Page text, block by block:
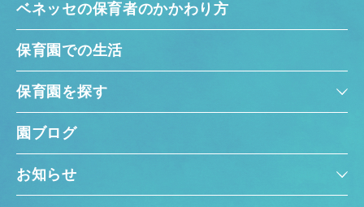
ベネッセの保育者のかかわり方
保育園での生活
保育園を探す
園ブログ
お知らせ